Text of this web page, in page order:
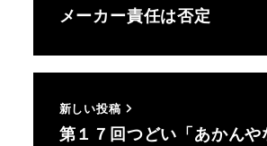
メーカー責任は否定
新しい投稿
第１７回つどい「あかんや